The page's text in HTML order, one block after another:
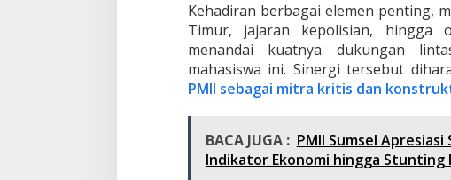
Kehadiran berbagai elemen penting,
Timur, jajaran kepolisian, hingga
menandai kuatnya dukungan
mahasiswa ini. Sinergi tersebut
PMII sebagai mitra kritis dan
BACA JUGA : PMII Sumsel
Indikator Ekonomi hingga Stunting